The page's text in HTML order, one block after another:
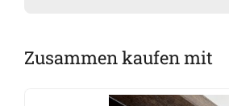
Zusammen kaufen mit